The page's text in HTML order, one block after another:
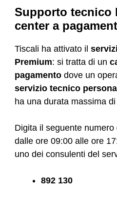
Supporto tecnico
center a
Tiscali ha attivato il
Premium: si tratta di un
pagamento dove un
servizio tecnico
ha una durata massima
Digita il seguente
dalle ore 09:00 alle ore
uno dei consulenti del
892 130